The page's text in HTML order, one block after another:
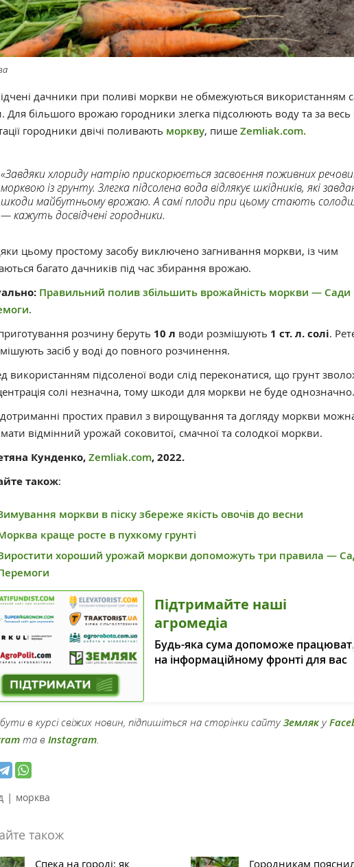
дачники при поливі моркви не обмежуються використанням
Для більшого врожаю городники злегка підсолюють воду та за весь
городники двічі поливають моркву, пише Zemliak.com.
«Завдяки хлориду натрію прискорюється засвоєння поживних
морквою із грунту. Злегка підсолена вода відлякує шкідників, які
шкоди майбутньому врожаю. А самі плоди при цьому стають
— кажуть досвідчені городники.
цьому простому засобу виключено загнивання моркви, із чим
багато дачників під час збирання врожаю.
Правильний полив збільшить врожайність моркви — Сади
.
розчину беруть 10 л води розмішують 1 ст. л. солі.
засіб у воді до повного розчинення.
використанням підсоленої води слід переконатися, що грунт
солі незначна, тому шкоди для моркви не буде однозначно.
простих правил з вирощування та догляду моркви
відмінний урожай соковитої, смачної та солодкої моркви.
Кунденко,Zemliak.com, 2022.
також:
моркви в піску збереже якість овочів до весни
краще росте в пухкому грунті
хороший урожай моркви допоможуть три правила —
Підтримайте наші
агромедіа
Будь-яка сума допоможе
на інформаційному фронті для вас
в курсі свіжих новин, підпишіться на сторінки сайтуЗемляку
та в Instagram
| морква
також
Спека на городі: як
Городникам